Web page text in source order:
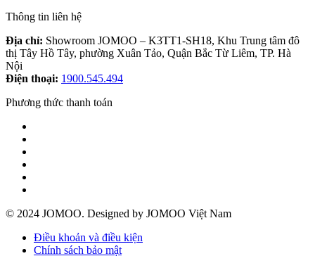
Thông tin liên hệ
Địa chỉ: Showroom JOMOO – K3TT1-SH18, Khu Trung tâm đô
thị Tây Hồ Tây, phường Xuân Tảo, Quận Bắc Từ Liêm, TP. Hà
Nội
Điện thoại: 1900.545.494
Phương thức thanh toán
© 2024 JOMOO. Designed by JOMOO Việt Nam
Điều khoản và điều kiện
Chính sách bảo mật